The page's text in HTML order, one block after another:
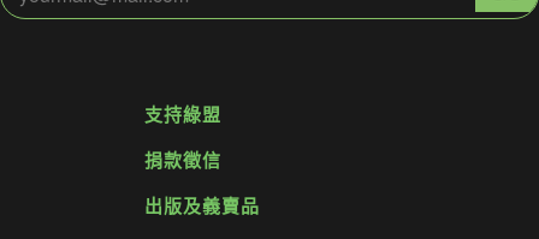
支持綠盟
捐款徵信
出版及義賣品